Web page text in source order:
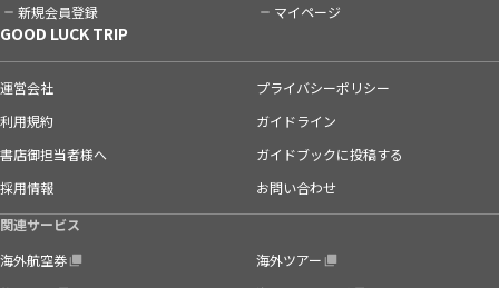
新規会員登録 マイページ
GOOD LUCK TRIP
運営会社
プライバシーポリシー
利用規約
ガイドライン
書店御担当者様へ
ガイドブックに投稿する
採用情報
お問い合わせ
関連サービス
海外航空券
海外ツアー